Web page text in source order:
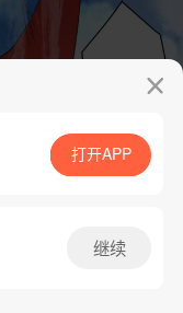
App免费看
打开APP
继续